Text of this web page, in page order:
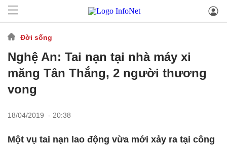
Đời sống
Nghệ An: Tai nạn tại nhà máy xi
măng Tân Thắng, 2 người thương
vong
18/04/2019 - 20:38
Một vụ tai nạn lao động vừa mới xảy ra tại công